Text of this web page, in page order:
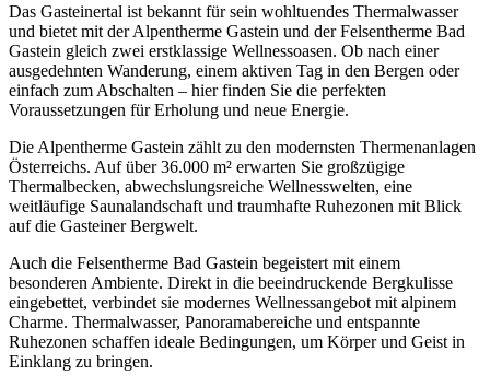
Das Gasteinertal ist bekannt für sein wohltuendes Thermalwasser
und bietet mit der Alpentherme Gastein und der Felsentherme Bad
Gastein gleich zwei erstklassige Wellnessoasen. Ob nach einer
ausgedehnten Wanderung, einem aktiven Tag in den Bergen oder
einfach zum Abschalten – hier finden Sie die perfekten
Voraussetzungen für Erholung und neue Energie.
Die Alpentherme Gastein zählt zu den modernsten Thermenanlagen
Österreichs. Auf über 36.000 m² erwarten Sie großzügige
Thermalbecken, abwechslungsreiche Wellnesswelten, eine
weitläufige Saunalandschaft und traumhafte Ruhezonen mit Blick
auf die Gasteiner Bergwelt.
Auch die Felsentherme Bad Gastein begeistert mit einem
besonderen Ambiente. Direkt in die beeindruckende Bergkulisse
eingebettet, verbindet sie modernes Wellnessangebot mit alpinem
Charme. Thermalwasser, Panoramabereiche und entspannte
Ruhezonen schaffen ideale Bedingungen, um Körper und Geist in
Einklang zu bringen.